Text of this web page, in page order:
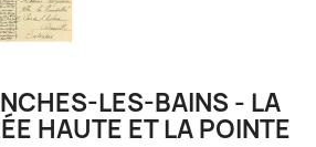
LES-BAINS - LA
HAUTE ET LA POINTE